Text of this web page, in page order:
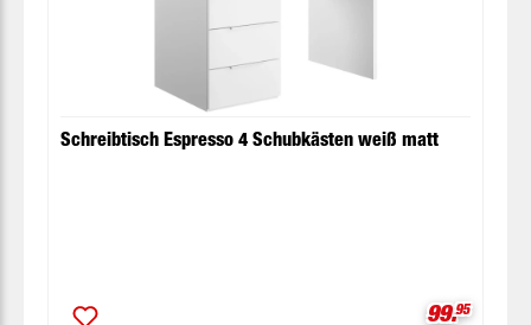
Schreibtisch Espresso 4 Schubkästen weiß matt
99.95